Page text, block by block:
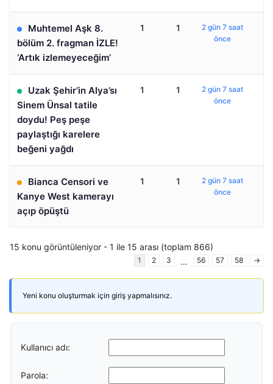
Muhtemel Aşk 8.
bölüm 2. fragman İZLE!
‘Artık izlemeyeceğim’
1 1
2 gün 7 saat
önce
Uzak Şehir’in Alya’sı
Sinem Ünsal tatile
doydu! Peş peşe
paylaştığı karelere
beğeni yağdı
1 1
2 gün 7 saat
önce
Bianca Censori ve
Kanye West kamerayı
açıp öpüştü
1 1
2 gün 7 saat
önce
15 konu görüntüleniyor - 1 ile 15 arası (toplam 866)
1 2 3 … 56 57 58 →
Yeni konu oluşturmak için giriş yapmalısınız.
Kullanıcı adı:
Parola: